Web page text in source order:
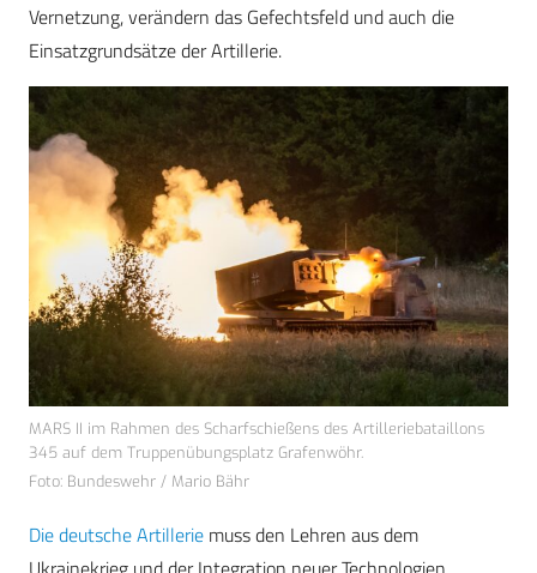
Vernetzung, verändern das Gefechtsfeld und auch die
Einsatzgrundsätze der Artillerie.
MARS II im Rahmen des Scharfschießens des Artilleriebataillons
345 auf dem Truppenübungsplatz Grafenwöhr.
Foto: Bundeswehr / Mario Bähr
Die deutsche Artillerie muss den Lehren aus dem